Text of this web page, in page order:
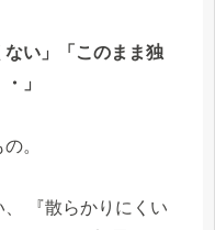
い」
「このまま独
」
。
『散らかりにくい